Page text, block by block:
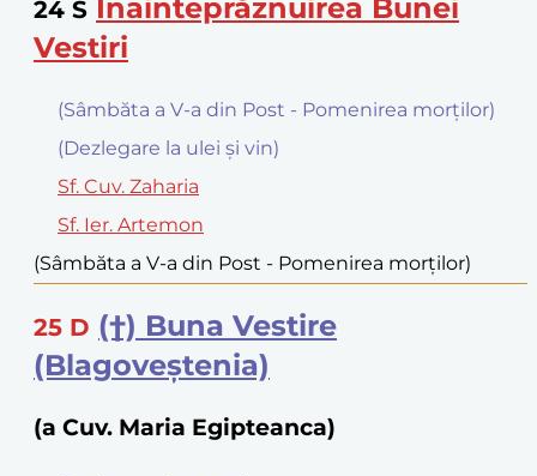
24 S Înainteprăznuirea Bunei
Vestiri
(Sâmbăta a V-a din Post - Pomenirea morților)
(Dezlegare la ulei şi vin)
Sf. Cuv. Zaharia
Sf. Ier. Artemon
(Sâmbăta a V-a din Post - Pomenirea morților)
25 D (†) Buna Vestire
(Blagoveştenia)
(a Cuv. Maria Egipteanca)